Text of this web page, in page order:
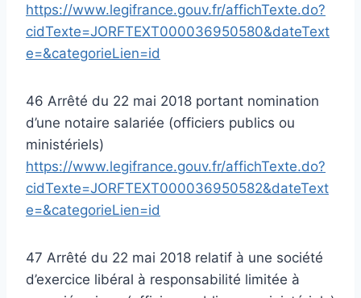
https://www.legifrance.gouv.fr/affichTexte.do?
cidTexte=JORFTEXT000036950580&dateText
e=&categorieLien=id
46 Arrêté du 22 mai 2018 portant nomination
d’une notaire salariée (officiers publics ou
ministériels)
https://www.legifrance.gouv.fr/affichTexte.do?
cidTexte=JORFTEXT000036950582&dateText
e=&categorieLien=id
47 Arrêté du 22 mai 2018 relatif à une société
d’exercice libéral à responsabilité limitée à